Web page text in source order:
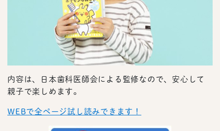
内容は、日本歯科医師会による監修なので、安心して
親子で楽しめます。
WEBで全ページ試し読みできます！